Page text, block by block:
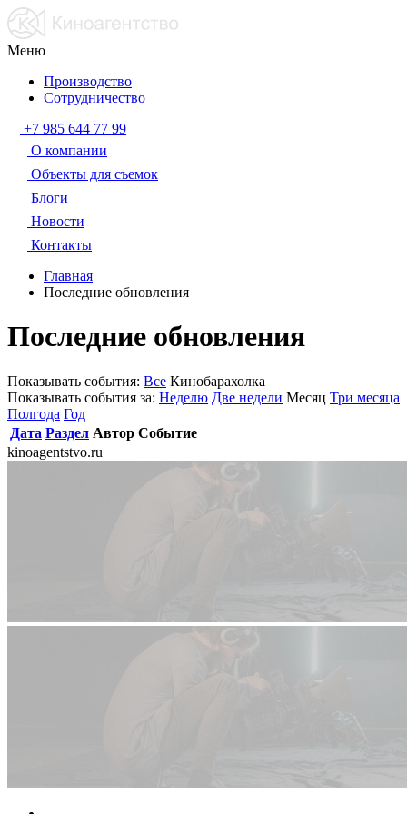
Меню
Производство
Сотрудничество
+7 985 644 77 99
О компании
Объекты для съемок
Блоги
Новости
Контакты
Главная
Последние обновления
Последние обновления
Показывать события: Все Кинобарахолка
Показывать события за: Неделю Две недели Месяц Три месяца
Полгода Год
Дата Раздел Автор Событие
kinoagentstvo.ru